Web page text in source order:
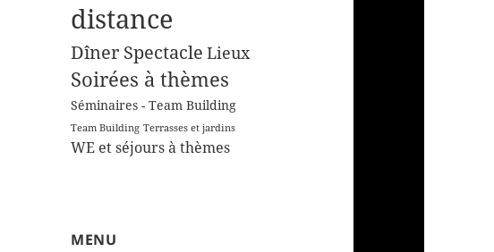
distance
Dîner Spectacle Lieux
Soirées à thèmes
Séminaires - Team Building
Team Building Terrasses et jardins
WE et séjours à thèmes
MENU